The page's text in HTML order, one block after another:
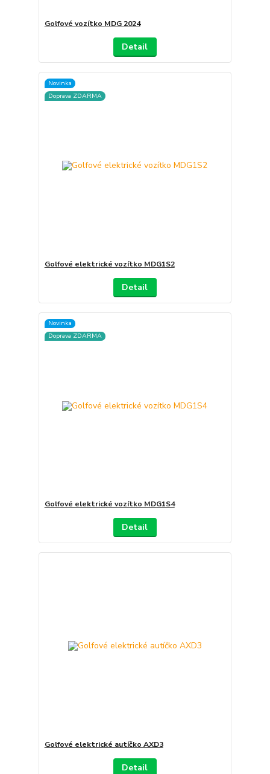
Golfové vozítko MDG 2024
Detail
Novinka
Doprava ZDARMA
Golfové elektrické vozítko MDG1S2
Detail
Novinka
Doprava ZDARMA
Golfové elektrické vozítko MDG1S4
Detail
Golfové elektrické autíčko AXD3
Detail